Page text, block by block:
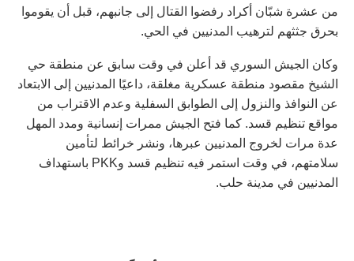
من عشرة شبّان أكراد رفضوا القتال إلى جانبهم، قبل أن يقوموا
بحرق جثثهم لترهيب المدنيين في الحي.
وكان الجيش السوري قد أعلن في وقت سابق عن منطقة حي
الشيخ مقصود منطقة عسكرية مغلقة، داعيًا المدنيين إلى الابتعاد
عن النوافذ والنزول إلى الطوابق السفلية وعدم الاقتراب من
مواقع تنظيم قسد. كما فتح الجيش ممرات إنسانية ومدد المهل
عدة مرات لخروج المدنيين عبرها، ونشر خرائط لتأمين
سلامتهم، في وقت استمر فيه تنظيم قسد وPKK باستهداف
المدنيين في مدينة حلب.